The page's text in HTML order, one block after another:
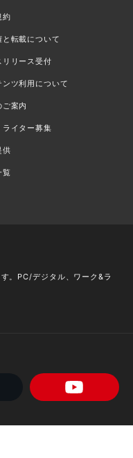
約
と転載について
リリース受付
ンツ利用について
ご案内
ライター募集
供
覧
。PC/デジタル、ワーク&ラ